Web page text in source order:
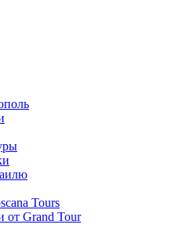
Tours
от Grand Tour